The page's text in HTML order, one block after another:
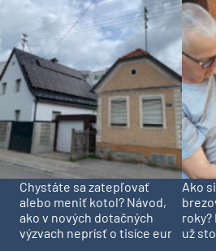
Chystáte sa zatepľovať
alebo meniť kotol? Návod,
ako v nových dotačných
výzvach neprísť o tisíce eur
Ako
už